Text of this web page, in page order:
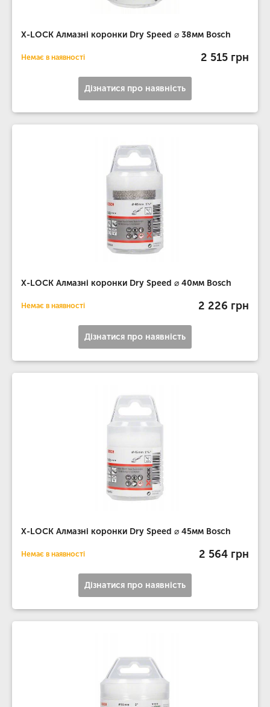
X-LOCK Алмазні коронки Dry Speed ​​⌀ 38мм Bosch
Немає в наявності 2 515 грн
Дізнатися про наявність
X-LOCK Алмазні коронки Dry Speed ​​⌀ 40мм Bosch
Немає в наявності 2 226 грн
Дізнатися про наявність
X-LOCK Алмазні коронки Dry Speed ​​⌀ 45мм Bosch
Немає в наявності 2 564 грн
Дізнатися про наявність